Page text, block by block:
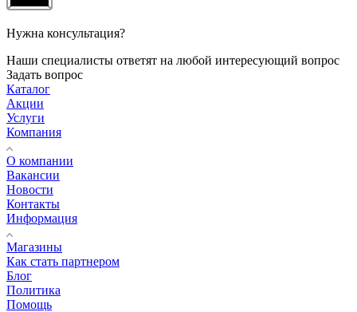
Нужна консультация?
Наши специалисты ответят на любой интересующий вопрос
Задать вопрос
Каталог
Акции
Услуги
Компания
О компании
Вакансии
Новости
Контакты
Информация
Магазины
Как стать партнером
Блог
Политика
Помощь